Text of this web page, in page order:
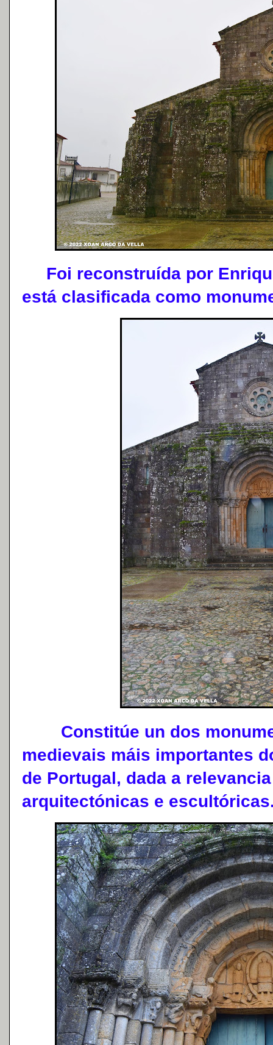
Foi reconstruída por
está clasificada como
Constitúe un dos
medievais máis importantes
de Portugal, dada a
arquitectónicas e